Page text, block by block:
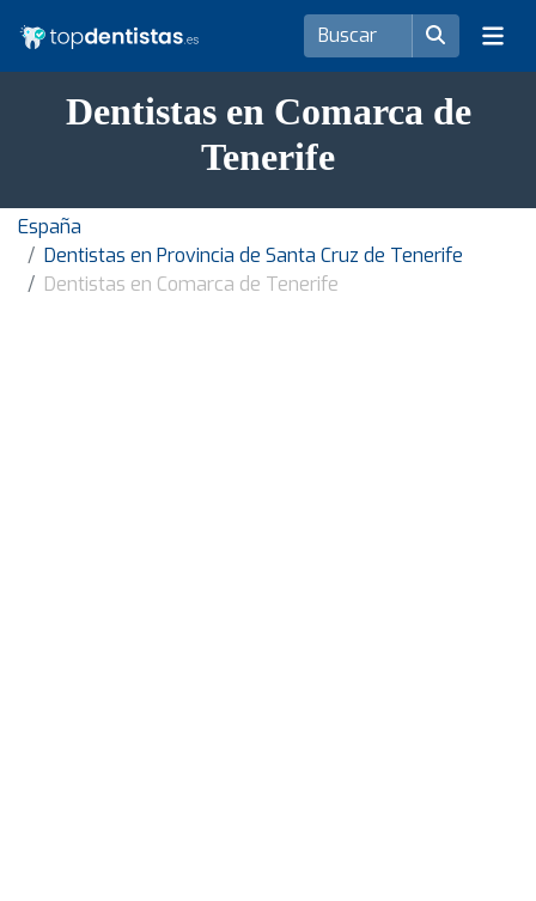
Dentistas en Comarca de
Tenerife
España
Dentistas en Provincia de Santa Cruz de Tenerife
Dentistas en Comarca de Tenerife